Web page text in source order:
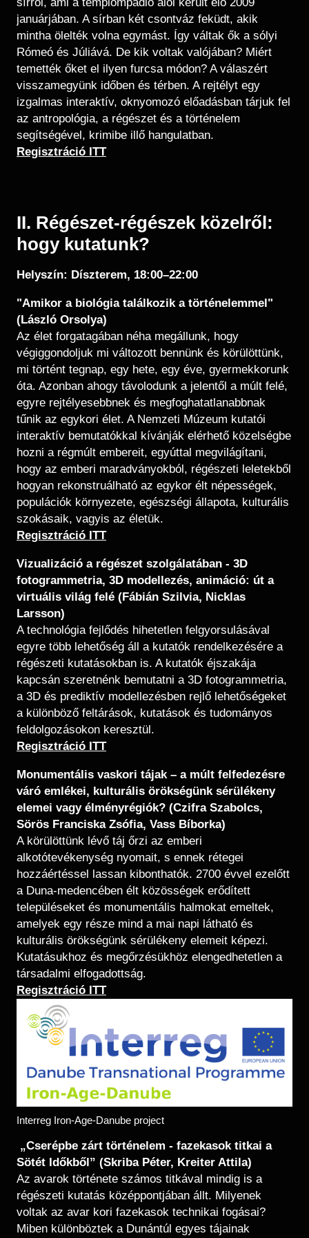
januárjában. A sírban két csontváz feküdt, akik
mintha ölelték volna egymást. Így váltak ők a sólyi
Rómeó és Júliává. De kik voltak valójában? Miért
temették őket el ilyen furcsa módon? A válaszért
visszamegyünk időben és térben. A rejtélyt egy
izgalmas interaktív, oknyomozó előadásban tárjuk fel
az antropológia, a régészet és a történelem
segítségével, krimibe illő hangulatban.
​Regisztráció ITT
II. Régészet-régészek közelről:
hogy kutatunk?
Helyszín: Díszterem, 18:00–22:00
"Amikor a biológia találkozik a történelemmel"
(László Orsolya)
Az élet forgatagában néha megállunk, hogy
végiggondoljuk mi változott bennünk és körülöttünk,
mi történt tegnap, egy hete, egy éve, gyermekkorunk
óta. Azonban ahogy távolodunk a jelentől a múlt felé,
egyre rejtélyesebbnek és megfoghatatlanabbnak
tűnik az egykori élet. A Nemzeti Múzeum kutatói
interaktív bemutatókkal kívánják elérhető közelségbe
hozni a régmúlt embereit, egyúttal megvilágítani,
hogy az emberi maradványokból, régészeti leletekből
hogyan rekonstruálható az egykor élt népességek,
populációk környezete, egészségi állapota, kulturális
szokásaik, vagyis az életük.
Regisztráció ITT
Vizualizáció a régészet szolgálatában - 3D
fotogrammetria, 3D modellezés, animáció: út a
virtuális világ felé​ (Fábián Szilvia, Nicklas
Larsson)
A technológia fejlődés hihetetlen felgyorsulásával
egyre több lehetőség áll a kutatók rendelkezésére a
régészeti kutatásokban is. A kutatók éjszakája
kapcsán szeretnénk bemutatni a 3D fotogrammetria,
a 3D és prediktív modellezésben rejlő lehetőségeket
a különböző feltárások, kutatások és tudományos
feldolgozásokon keresztül.
​​Regisztráció ITT
Monumentális vaskori tájak – a múlt felfedezésre
váró emlékei, kulturális örökségünk sérülékeny
elemei vagy élményrégiók? (Czifra Szabolcs,
Sörös Franciska Zsófia, Vass Bíborka)
A körülöttünk lévő táj őrzi az emberi
alkotótevékenység nyomait, s ennek rétegei
hozzáértéssel lassan kibonthatók. 2700 évvel ezelőtt
a Duna-medencében élt közösségek erődített
településeket és monumentális halmokat emeltek,
amelyek egy része mind a mai napi látható és
kulturális örökségünk sérülékeny elemeit képezi.
Kutatásukhoz és megőrzésükhöz elengedhetetlen a
társadalmi elfogadottság.
​​Regisztráció ITT
Interreg Iron-Age-Danube project
„Cserépbe zárt történelem - fazekasok titkai a
Sötét Időkből” (Skriba Péter, Kreiter Attila)
Az avarok története számos titkával mindig is a
régészeti kutatás középpontjában állt. Milyenek
voltak az avar kori fazekasok technikai fogásai?
Miben különböztek a Dunántúl egyes tájainak